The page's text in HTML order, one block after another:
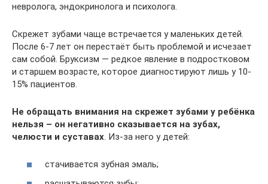
невролога, эндокринолога и психолога.
Скрежет зубами чаще встречается у маленьких детей.
После 6-7 лет он перестаёт быть проблемой и исчезает
сам собой. Бруксизм — редкое явление в подростковом
и старшем возрасте, которое диагностируют лишь у 10-
15% пациентов.
Не обращать внимания на скрежет зубами у ребёнка
нельзя – он негативно сказывается на зубах,
челюсти и суставах . Из-за него у детей:
стачивается зубная эмаль;